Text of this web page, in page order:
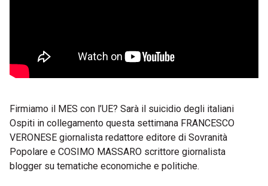
Firmiamo il MES con l’UE? Sarà il suicidio degli italiani
Ospiti in collegamento questa settimana FRANCESCO
VERONESE giornalista redattore editore di Sovranità
Popolare e COSIMO MASSARO scrittore giornalista
blogger su tematiche economiche e politiche.